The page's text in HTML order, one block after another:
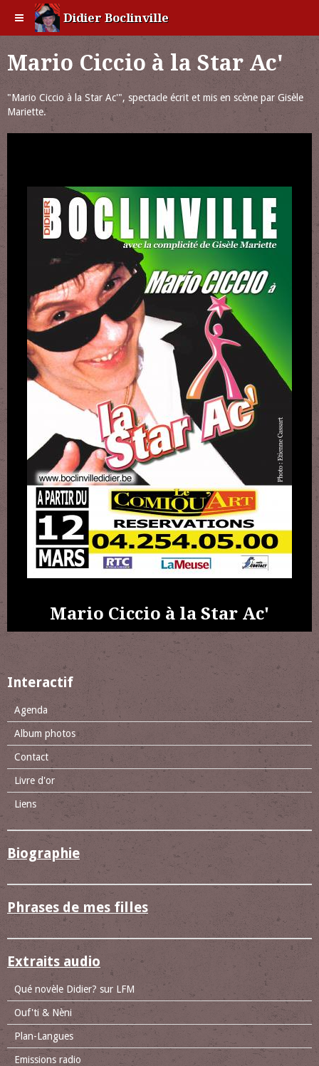
Didier Boclinville
Mario Ciccio à la Star Ac'
"Mario Ciccio à la Star Ac'", spectacle écrit et mis en scène par Gisèle
Mariette.
Mario Ciccio à la Star Ac'
Interactif
Agenda
Album photos
Contact
Livre d'or
Liens
Biographie
Phrases de mes filles
Extraits audio
Qué novèle Didier? sur LFM
Ouf'ti & Nèni
Plan-Langues
Emissions radio